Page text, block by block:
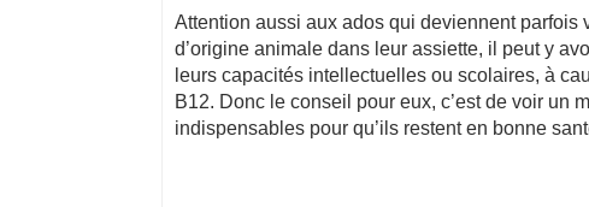
Attention aussi aux ados qui deviennent
d’origine animale dans leur assiette, il peut y
leurs capacités intellectuelles ou scolaires, à
B12. Donc le conseil pour eux, c’est de voir un
indispensables pour qu’ils restent en bonne